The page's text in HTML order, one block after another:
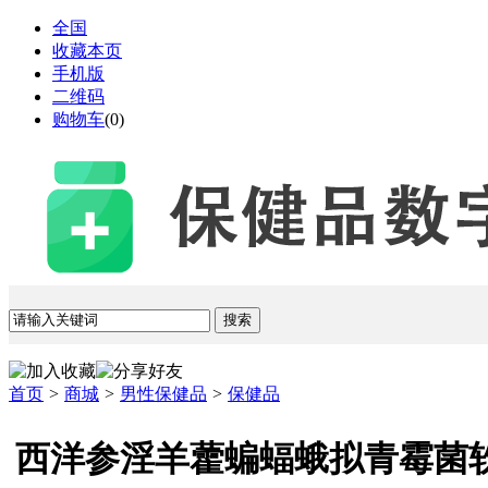
全国
收藏本页
手机版
二维码
购物车(0)
首页 > 商城 > 男性保健品 > 保健品
西洋参淫羊藿蝙蝠蛾拟青霉菌